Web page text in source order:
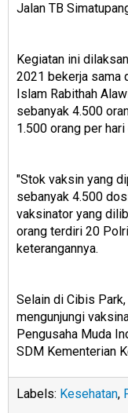
Jalan TB
Kegiatan ini
2021 bekerja sama
Islam Rabithah
sebanyak 4.500
1.500 orang per
"Stok vaksin yang
sebanyak 4.500
vaksinator yang
orang terdiri 20
keterangannya.
Selain di Cibis
mengunjungi
Pengusaha Muda
SDM Kementerian
Labels: Kesehatan,